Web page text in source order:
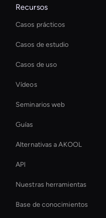
Recursos
Casos prácticos
Casos de estudio
Casos de uso
Vídeos
Seminarios web
Guías
Alternativas a AKOOL
API
Nuestras herramientas
Base de conocimientos